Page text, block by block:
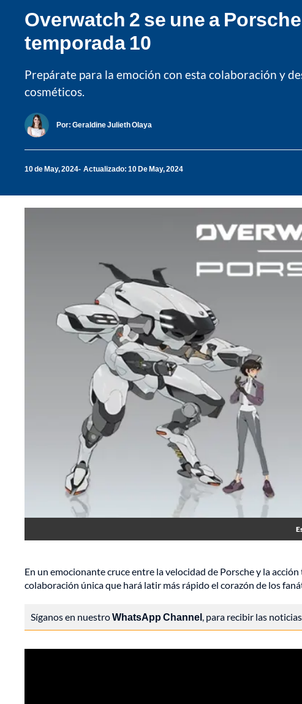
Overwatch 2 se une a
temporada 10
Prepárate para la emoción con esta colaboración y
cosméticos.
Por: Geraldine Julieth Olaya
10 de May, 2024 Actualizado: 10 De May, 2024
En un emocionante cruce entre la velocidad de Porsche y la
colaboración única que hará latir más rápido el corazón de los
Síganos en nuestroWhatsApp Channel, para recibir las